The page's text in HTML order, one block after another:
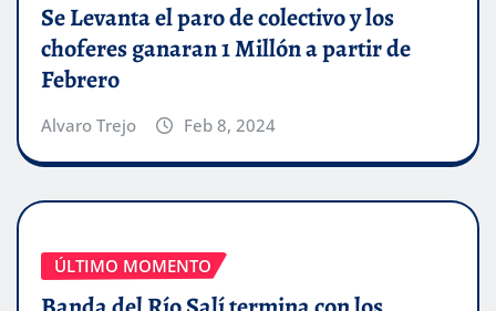
Se Levanta el paro de colectivo y los
choferes ganaran 1 Millón a partir de
Febrero
Alvaro Trejo Feb 8, 2024
ÚLTIMO MOMENTO